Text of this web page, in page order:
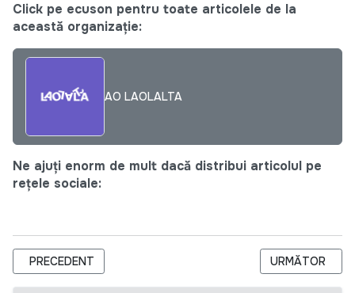
Click pe ecuson pentru toate articolele de la
această organizație:
AO LAOLALTA
Ne ajuți enorm de mult dacă distribui articolul pe
rețele sociale:
ARTICOL PRECEDENT: LICITAȚIE DESCHISĂ PENTRU
PRECEDENT ARTICOLUL
URMĂTOR